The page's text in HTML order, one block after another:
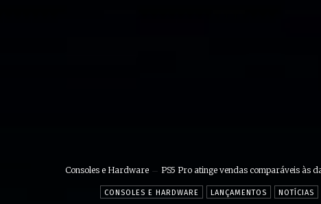
Consoles e Hardware PS5 Pro atinge vendas comparáveis às
CONSOLES E HARDWARE LANÇAMENTOS NOTÍCIAS